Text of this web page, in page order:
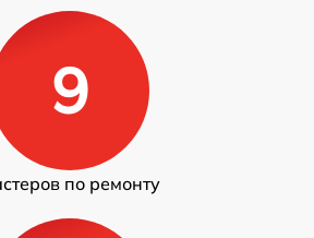
9
по ремонту